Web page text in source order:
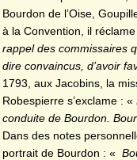
Bourdon de l’Oise,
à la Convention, il
rappel des commissaires
dire convaincus, d’avoir
1793, aux Jacobins, la
Robespierre s’exclame : «
conduite de Bourdon.
Dans des notes
portrait de Bourdon : «